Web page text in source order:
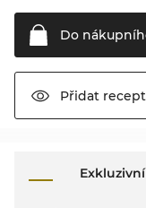
Do
Přidat recept
Exkluzivní